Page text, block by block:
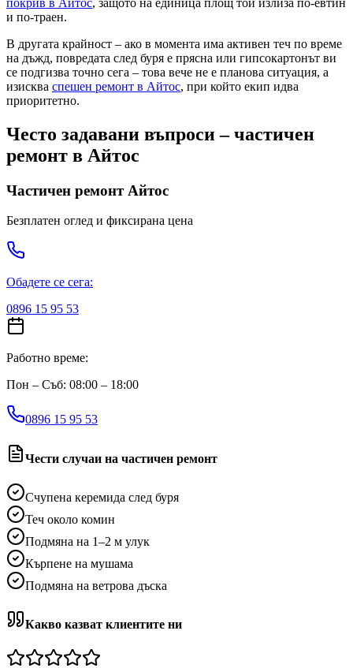
и по-траен.
В другата крайност – ако в момента има активен теч по време
на дъжд, повредата след буря е прясна или гипсокартонът ви
се подгизва точно сега – това вече не е плановa ситуация, а
изисква спешен ремонт в Айтос, при който екип идва
приоритетно.
Често задавани въпроси – частичен
ремонт в Айтос
Частичен ремонт Айтос
Безплатен оглед и фиксирана цена
Обадете се сега:
0896 15 95 53
Работно време:
Пон – Съб: 08:00 – 18:00
0896 15 95 53
Чести случаи на частичен ремонт
Счупена керемида след буря
Теч около комин
Подмяна на 1–2 м улук
Кърпене на мушама
Подмяна на ветрова дъска
Какво казват клиентите ни